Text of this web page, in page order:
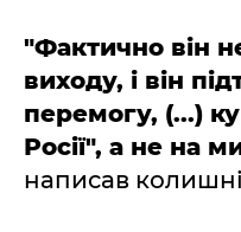
"Фактично він
виходу, і він
перемогу, (...)
Росії", а не на
написав